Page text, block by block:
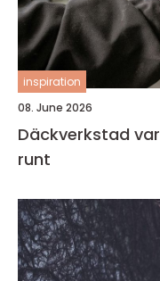
inspiration
08. June 2026
Däckverkstad
runt